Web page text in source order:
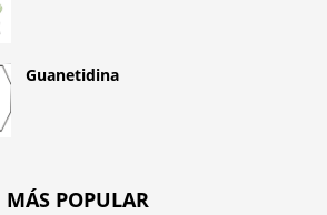
Guanetidina
MÁS POPULAR